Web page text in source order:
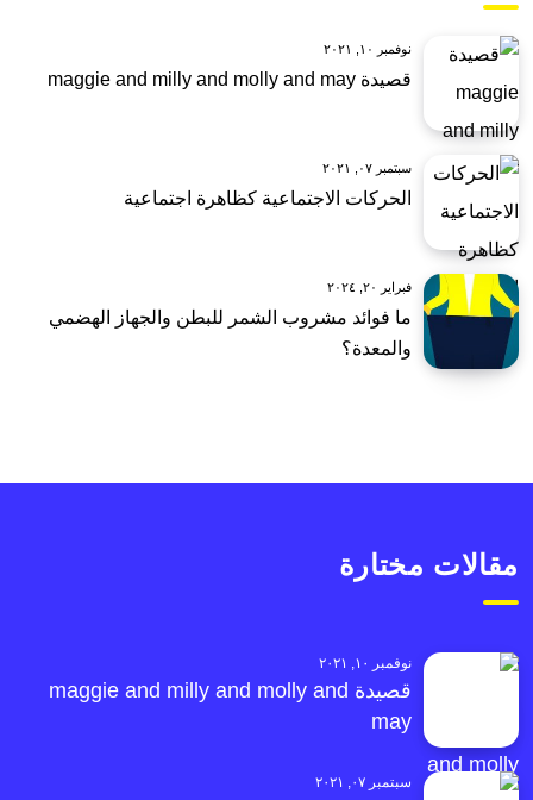
نوفمبر ١٠, ٢٠٢١
قصيدة maggie and milly and molly and may
سبتمبر ٠٧, ٢٠٢١
الحركات الاجتماعية كظاهرة اجتماعية
فبراير ٢٠, ٢٠٢٤
ما فوائد مشروب الشمر للبطن والجهاز الهضمي
والمعدة؟
مقالات مختارة
نوفمبر ١٠, ٢٠٢١
قصيدة maggie and milly and molly and
may
سبتمبر ٠٧, ٢٠٢١